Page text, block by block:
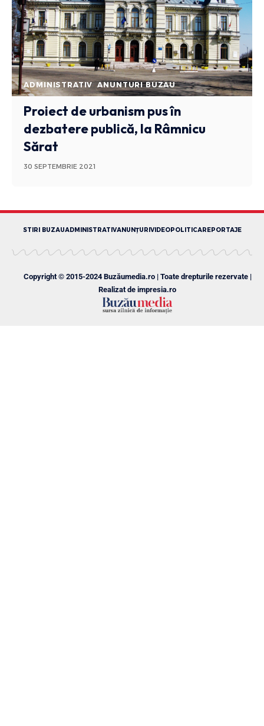
ADMINISTRATIV ANUNTURI BUZAU
Proiect de urbanism pus în
dezbatere publică, la Râmnicu
Sărat
30 SEPTEMBRIE 2021
STIRI BUZAUADMINISTRATIVANUNȚURIVIDEOPOLITICAREPORTAJE
Copyright © 2015-2024 Buzăumedia.ro | Toate drepturile rezervate |
Realizat de impresia.ro